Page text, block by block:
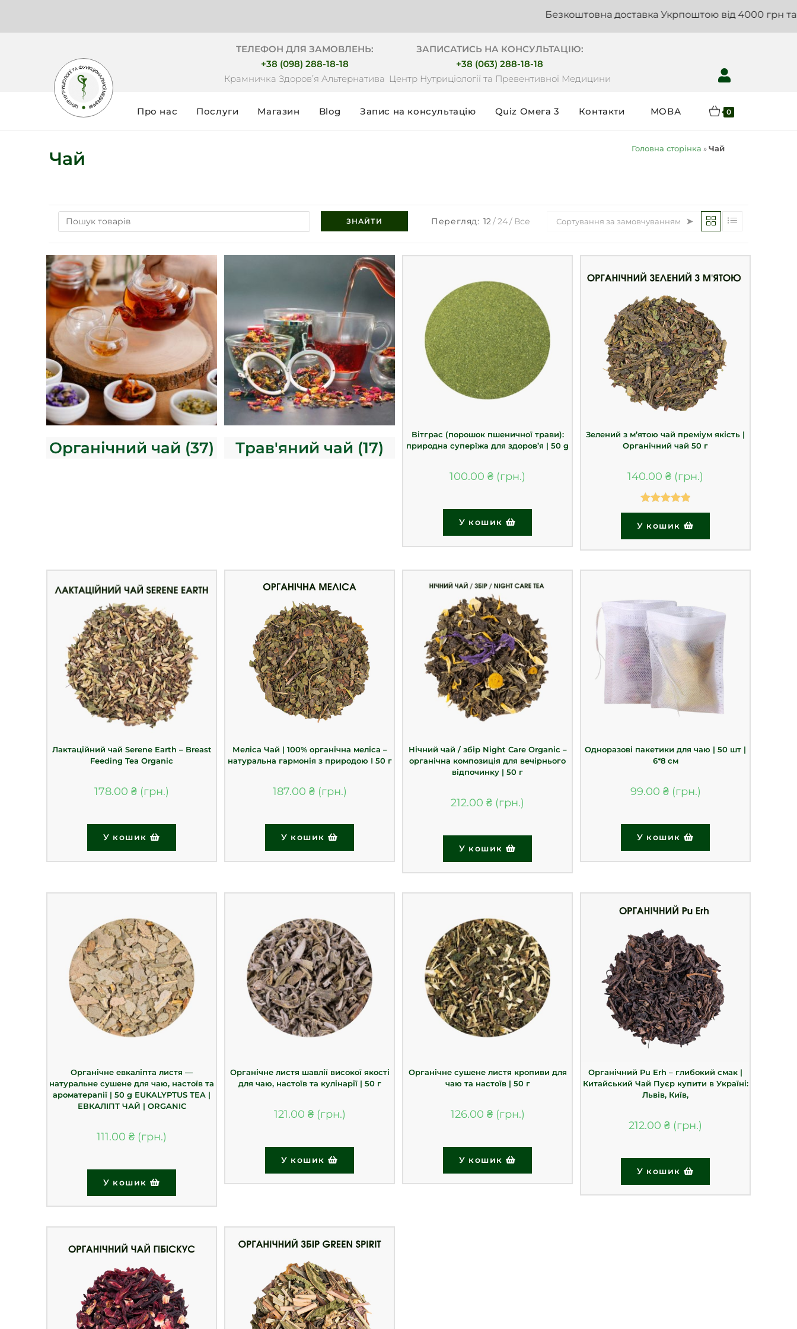
Безкоштовна доставка Укрпоштою від 4000 грн та
ТЕЛЕФОН ДЛЯ ЗАМОВЛЕНЬ:
+38 (098) 288-18-18
Крамничка Здоровʼя Альтернатива
ЗАПИСАТИСЬ НА КОНСУЛЬТАЦІЮ:
+38 (063) 288-18-18
Центр Нутриціології та Превентивної Медицини
Про нас Послуги Магазин Blog Запис на консультацію Quiz Омега 3 Контакти МОВА 0
Чай Головна сторінка »Чай
Сортування за замовчуванням
ЗНАЙТИ Перегляд: 12 24 Все
Органічний чай (37) Трав'яний чай (17)
Вітграс (порошок пшеничної трави):
природна суперїжа для здоров’я | 50 g
100.00 ₴
У кошик
Зелений з м’ятою чай преміум якість |
Органічний чай 50 г
140.00 ₴
Оцінено в
5.00з 5
У кошик
Лактаційний чай Serene Earth – Breast
Feeding Tea Organic
178.00 ₴
У кошик
Меліса Чай | 100% органічна меліса –
натуральна гармонія з природою І 50 г
187.00 ₴
У кошик
Нічний чай / збір Night Care Organic –
органічна композиція для вечірнього
відпочинку | 50 г
212.00 ₴
У кошик
Одноразові пакетики для чаю | 50 шт |
6*8 см
99.00 ₴
У кошик
Органічне евкаліпта листя —
натуральне сушене для чаю, настоїв та
ароматерапії | 50 g EUKALYPTUS TEA |
ЕВКАЛІПТ ЧАЙ | ORGANIC
111.00 ₴
У кошик
Органічне листя шавлії високої якості
для чаю, настоїв та кулінарії | 50 г
121.00 ₴
У кошик
Органічне сушене листя кропиви для
чаю та настоїв | 50 г
126.00 ₴
У кошик
Органічний Pu Erh – глибокий смак |
Китайський Чай Пуєр купити в Україні:
Львів, Київ,
212.00 ₴
У кошик